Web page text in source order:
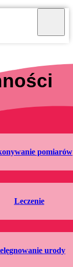
pomiarów
leczenie
urody